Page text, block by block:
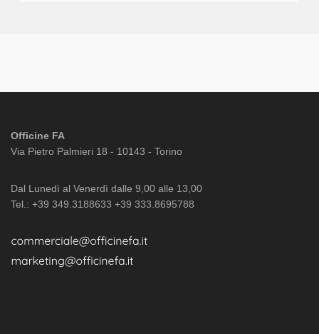
Officine FA
Via Pietro Palmieri 18 - 10143 - Torino
Dal Lunedì al Venerdì dalle 9,00 alle 13,00
Tel.: +39 349.3188633 +39 333.8695788